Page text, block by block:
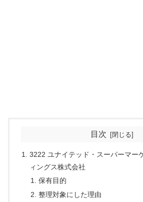
目次
3222 ユナイテッド・スーパーマー
ィングス株式会社
保有目的
整理対象にした理由